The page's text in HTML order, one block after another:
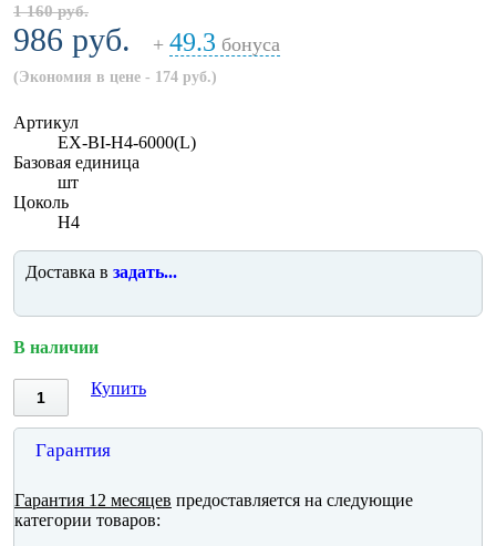
1 160 руб.
986 руб. + 49.3 бонуса
(Экономия в цене - 174 руб.)
Артикул
EX-BI-H4-6000(L)
Базовая единица
шт
Цоколь
H4
Доставка в задать...
В наличии
Купить
Гарантия
Гарантия 12 месяцев предоставляется на следующие
категории товаров: